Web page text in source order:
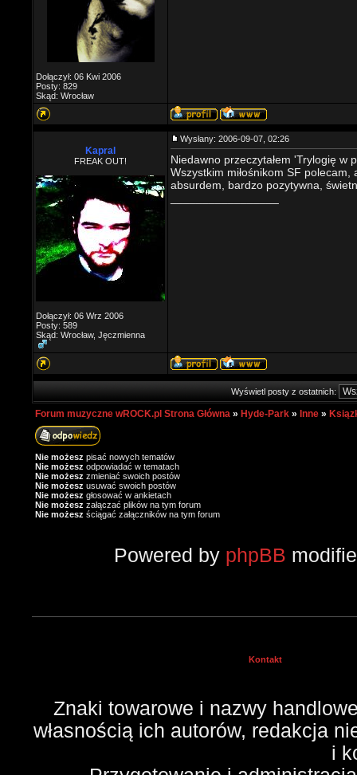
Dołączył: 06 Kwi 2006
Posty: 829
Skąd: Wrocław
Kapral
FREAK OUT!
Dołączył: 06 Wrz 2006
Posty: 589
Skąd: Wrocław, Jęczmienna
Wysłany: 2006-09-07, 02:26
Niedawno przeczytałem 'Trylogię w
Wszystkim miłośnikom SF
absurdem, bardzo pozytywna,
Wyświetl posty z ostatnich:
Forum muzyczne wROCK.pl Strona Główna » Hyde-Park » Inne »
Nie możesz pisać nowych tematów
Nie możesz odpowiadać w tematach
Nie możesz zmieniać swoich postów
Nie możesz usuwać swoich postów
Nie możesz głosować w ankietach
Nie możesz załączać plików na tym forum
Nie możesz ściągać załączników na tym forum
Powered by phpBB
Kontakt
Znaki towarowe i nazwy
własnością ich autorów, redakcja
i